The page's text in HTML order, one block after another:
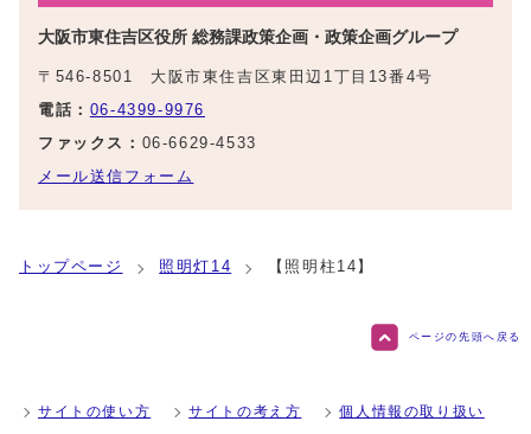
大阪市東住吉区役所 総務課政策企画・政策企画グループ
〒546-8501 大阪市東住吉区東田辺1丁目13番4号
電話： 06-4399-9976
ファックス： 06-6629-4533
メール送信フォーム
トップページ 照明灯14 【照明柱14】
ページの先頭へ戻る
サイトの使い方 サイトの考え方 個人情報の取り扱い